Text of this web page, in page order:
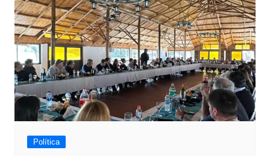
Política